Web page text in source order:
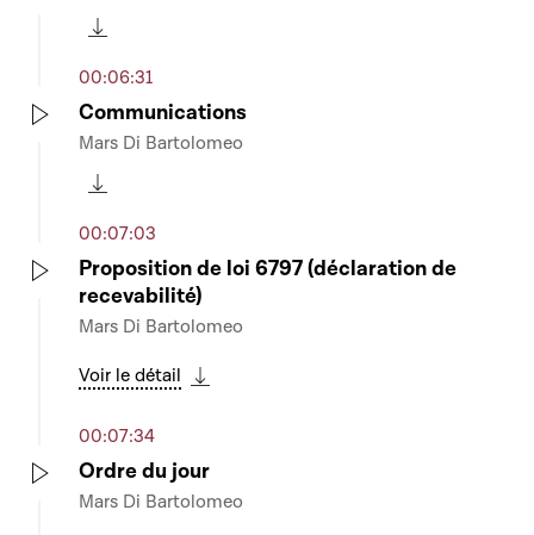
00:06:31
Communications
Mars Di Bartolomeo
00:07:03
Proposition de loi 6797 (déclaration de
recevabilité)
Mars Di Bartolomeo
Voir le détail
00:07:34
Ordre du jour
Mars Di Bartolomeo